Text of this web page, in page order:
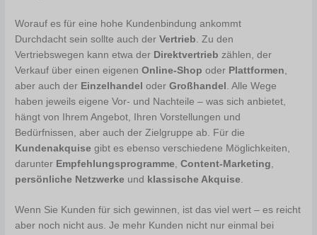
Worauf es für eine hohe Kundenbindung ankommt
Durchdacht sein sollte auch derVertrieb . Zu den
Vertriebswegen kann etwa der Direktvertrieb zählen, der
Verkauf über einen eigenenOnline-Shop oder Plattformen
aber auch der Einzelhandel oderGroßhandel . Alle Wege
haben jeweils eigene Vor- und Nachteile – was sich anbietet,
hängt von Ihrem Angebot, Ihren Vorstellungen und
Bedürfnissen, aber auch der Zielgruppe ab. Für die
Kundenakquise gibt es ebenso verschiedene Möglichkeiten,
darunter Empfehlungsprogramme ,Content-Marketing
persönliche Netzwerke und klassische Akquise
Wenn Sie Kunden für sich gewinnen, ist das viel wert – es reicht
aber noch nicht aus. Je mehr Kunden nicht nur einmal bei